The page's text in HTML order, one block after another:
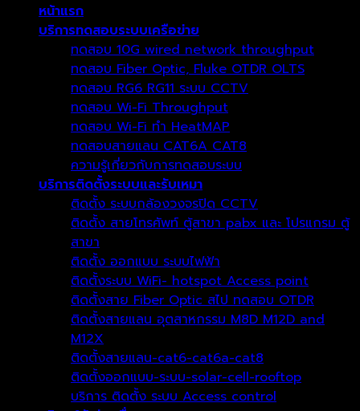
หน้าแรก
บริการทดสอบระบบเครือข่าย
ทดสอบ 10G wired network throughput
ทดสอบ Fiber Optic, Fluke OTDR OLTS
ทดสอบ RG6 RG11 ระบบ CCTV
ทดสอบ Wi-Fi Throughput
ทดสอบ Wi-Fi ทำ HeatMAP
ทดสอบสายแลน CAT6A CAT8
ความรู้เกี่ยวกับการทดสอบระบบ
บริการติดตั้งระบบและรับเหมา
ติดตั้ง ระบบกล้องวงจรปิด CCTV
ติดตั้ง สายโทรศัพท์ ตู้สาขา pabx และ โปรแกรม ตู้
สาขา
ติดตั้ง ออกแบบ ระบบไฟฟ้า
ติดตั้งระบบ WiFi- hotspot Access point
ติดตั้งสาย Fiber Optic สไป ทดสอบ OTDR
ติดตั้งสายแลน อุตสาหกรรม M8D M12D and
M12X
ติดตั้งสายแลน-cat6-cat6a-cat8
ติดตั้งออกแบบ-ระบบ-solar-cell-rooftop
บริการ ติดตั้ง ระบบ Access control